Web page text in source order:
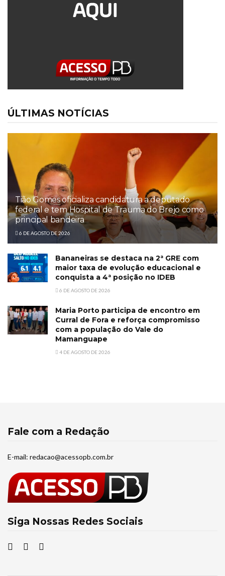
ÚLTIMAS NOTÍCIAS
Tião Gomes oficializa candidatura a deputado
federal e tem Hospital de Trauma do Brejo como
principal bandeira
6 DE AGOSTO DE 2026
Bananeiras se destaca na 2ª GRE com
maior taxa de evolução educacional e
conquista a 4ª posição no IDEB
6 DE AGOSTO DE 2026
Maria Porto participa de encontro em
Curral de Fora e reforça compromisso
com a população do Vale do
Mamanguape
4 DE AGOSTO DE 2026
Fale com a Redação
E-mail: redacao@acessopb.com.br
Siga Nossas Redes Sociais